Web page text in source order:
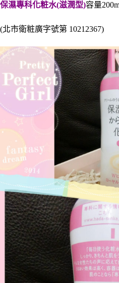
保濕專科化粧水(滋潤型)容量
(北市衛粧廣字號第 10212367)